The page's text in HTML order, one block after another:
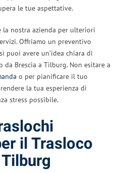
le tue aspettative.
nostra azienda per ulteriori
Offriamo un preventivo
puoi avere un’idea chiara di
Brescia a Tilburg. Non esitare a
o per pianificare il tuo
la tua esperienza di
stress possibile.
il Trasloco